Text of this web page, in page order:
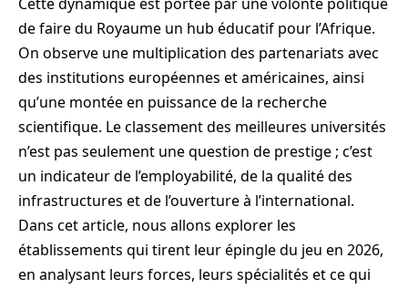
de faire du Royaume un hub éducatif pour l’Afrique.
On observe une multiplication des partenariats avec
des institutions européennes et américaines, ainsi
qu’une montée en puissance de la recherche
scientifique. Le classement des meilleures universités
n’est pas seulement une question de prestige ; c’est
un indicateur de l’employabilité, de la qualité des
infrastructures et de l’ouverture à l’international.
Dans cet article, nous allons explorer les
établissements qui tirent leur épingle du jeu en 2026,
en analysant leurs forces, leurs spécialités et ce qui